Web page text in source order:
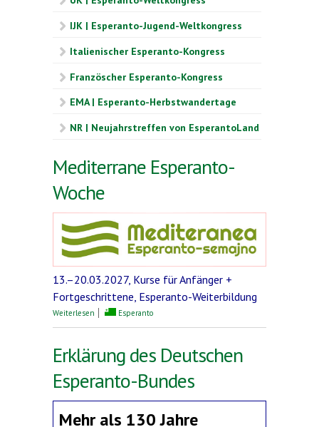
IJK | Esperanto-Jugend-Weltkongress
Italienischer Esperanto-Kongress
Französcher Esperanto-Kongress
EMA | Esperanto-Herbstwandertage
NR | Neujahrstreffen von EsperantoLand
Mediterrane Esperanto-
Woche
13.–20.03.2027, Kurse für Anfänger +
Fortgeschrittene, Esperanto-Weiterbildung
Weiterlesen über Mediterrane Esperanto-Woche
Esperanto
Erklärung des Deutschen
Esperanto-Bundes
Mehr als 130 Jahre